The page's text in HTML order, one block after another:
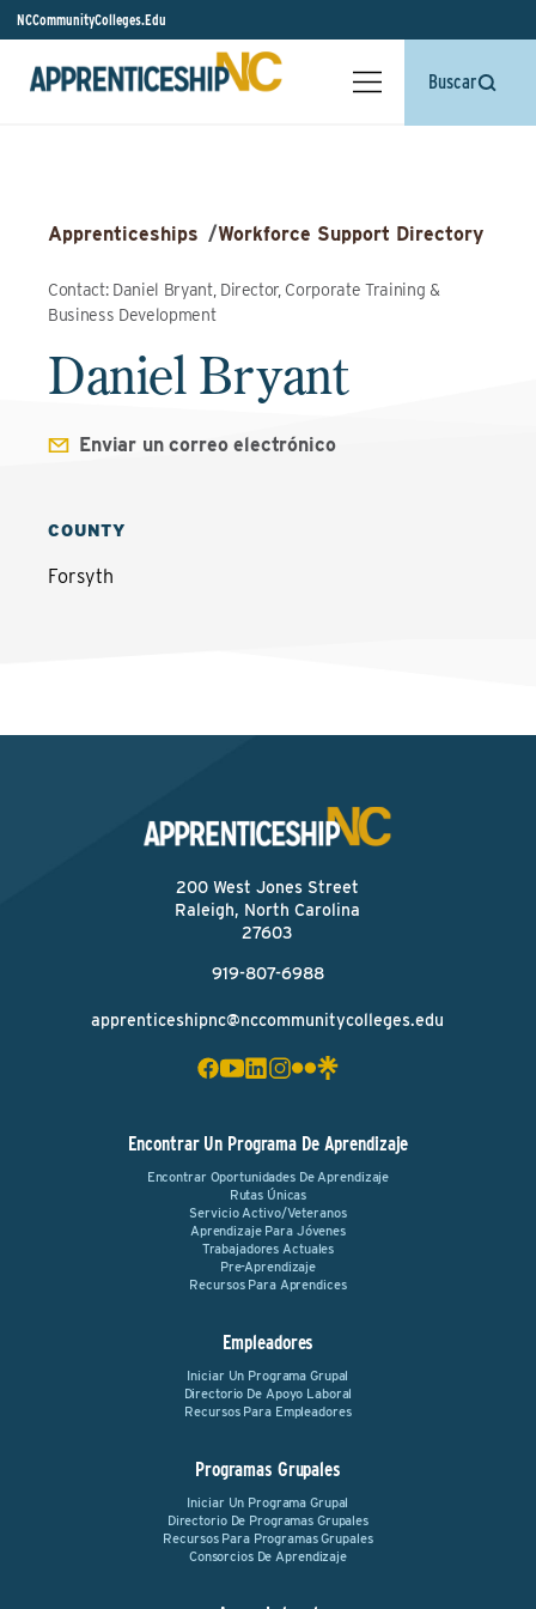
NCCommunityColleges.Edu
Buscar
Apprenticeships /Workforce Support Directory
Contact: Daniel Bryant, Director, Corporate Training &
Business Development
Daniel Bryant
Enviar un correo electrónico
COUNTY
Forsyth
200 West Jones Street
Raleigh, North Carolina
27603
919-807-6988
apprenticeshipnc@nccommunitycolleges.edu
Encontrar Un Programa De Aprendizaje
Encontrar Oportunidades De Aprendizaje
Rutas Únicas
Servicio Activo/Veteranos
Aprendizaje Para Jóvenes
Trabajadores Actuales
Pre-Aprendizaje
Recursos Para Aprendices
Empleadores
Iniciar Un Programa Grupal
Directorio De Apoyo Laboral
Recursos Para Empleadores
Programas Grupales
Iniciar Un Programa Grupal
Directorio De Programas Grupales
Recursos Para Programas Grupales
Consorcios De Aprendizaje